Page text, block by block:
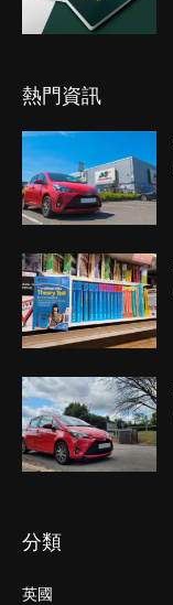
熱門資訊
分類
英國